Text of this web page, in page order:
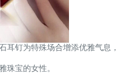
耳钉为特殊场合增添优雅气息，
珠宝的女性。